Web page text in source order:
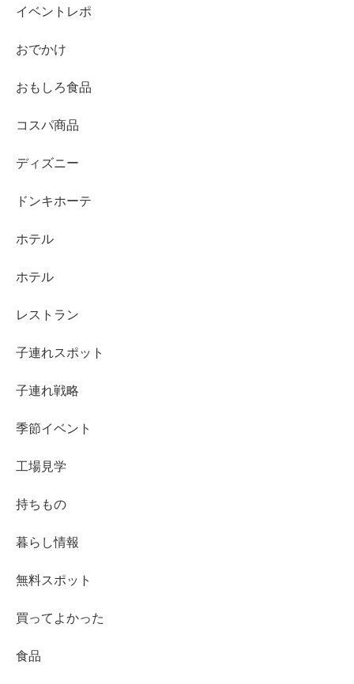
イベントレポ
おでかけ
おもしろ食品
コスパ商品
ディズニー
ドンキホーテ
ホテル
ホテル
レストラン
子連れスポット
子連れ戦略
季節イベント
工場見学
持ちもの
暮らし情報
無料スポット
買ってよかった
食品